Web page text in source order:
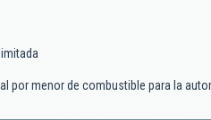
por menor de combustible para la